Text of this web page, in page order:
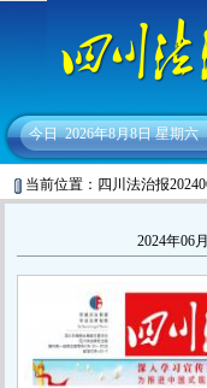
今日 2026年8月8日 星期六
当前位置：四川法治报
2024